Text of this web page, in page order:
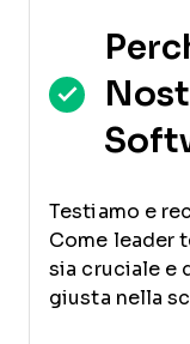
Testiamo e
Come leader
sia cruciale e
giusta nella